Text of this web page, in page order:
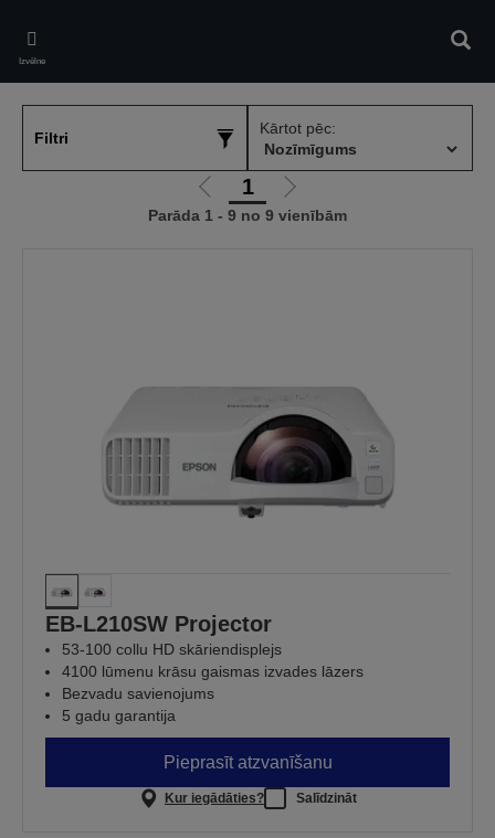
main
content
Izvēlne
Filtri
Kārtot pēc:
Iet
uz
1
Iet
uz
Parāda 1 - 9 no 9 vienībām
EB-L210SW Projector
53-100 collu HD skāriendisplejs
4100 lūmenu krāsu gaismas izvades lāzers
Bezvadu savienojums
5 gadu garantija
Pieprasīt atzvanīšanu
Kur iegādāties? Salīdzināt